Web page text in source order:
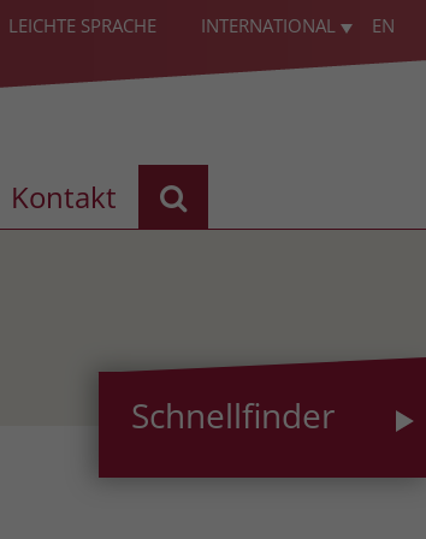
LEICHTE SPRACHE INTERNATIONAL EN
Kontakt
Schnellfinder